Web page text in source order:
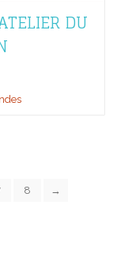
DU
8 →